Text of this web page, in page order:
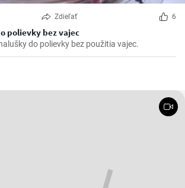
Zdieľať 6
polievky bez vajec
do polievky bez použitia vajec.